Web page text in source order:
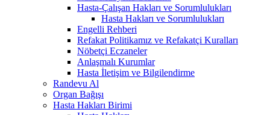
Hasta-Çalışan Hakları ve Sorumlulukları
Hasta Hakları ve Sorumlulukları
Engelli Rehberi
Refakat Politikamız ve Refakatçi Kuralları
Nöbetçi Eczaneler
Anlaşmalı Kurumlar
Hasta İletişim ve Bilgilendirme
Randevu Al
Organ Bağışı
Hasta Hakları Birimi